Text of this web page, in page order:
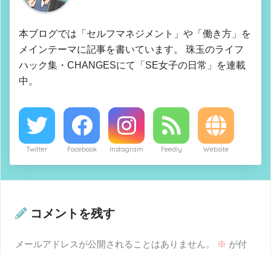
本ブログでは「セルフマネジメント」や「働き方」を
メインテーマに記事を書いています。 珠玉のライフ
ハック集・CHANGESにて「SE女子の日常」を連載
中。
Twitter Facebook Instagram Feedly Website
コメントを残す
メールアドレスが公開されることはありません。 ※ が付